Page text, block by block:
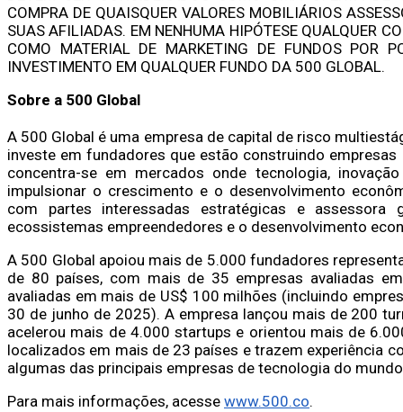
COMPRA DE QUAISQUER VALORES MOBILIÁRIOS
SUAS AFILIADAS. EM NENHUMA HIPÓTESE QUALQUER
COMO MATERIAL DE MARKETING DE FUNDOS POR
INVESTIMENTO EM QUALQUER FUNDO DA 500 GLOBAL.
Sobre a 500 Global
A 500 Global é uma empresa de capital de risco
investe em fundadores que estão construindo
concentra-se em mercados onde tecnologia,
impulsionar o crescimento e o desenvolvimento
com partes interessadas estratégicas e
ecossistemas empreendedores e o desenvolvimento
A 500 Global apoiou mais de 5.000 fundadores
de 80 países, com mais de 35 empresas avaliadas
avaliadas em mais de US$ 100 milhões (incluindo
30 de junho de 2025). A empresa lançou mais de 200
acelerou mais de 4.000 startups e orientou mais de
localizados em mais de 23 países e trazem experiência
algumas das principais empresas de tecnologia do
Para mais informações, acesse www.500.co.